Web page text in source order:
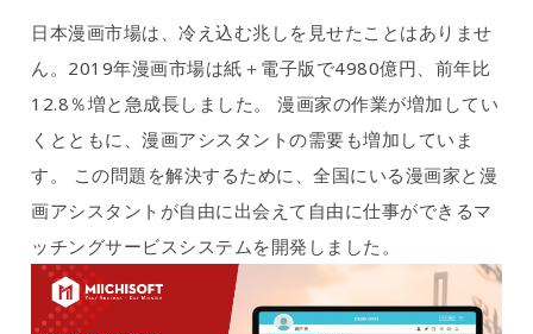
日本漫画市場は、冷え込む兆しを見せたことはありませ
ん。2019年漫画市場は紙＋電子版で4980億円、前年比
12.8％増と急成長しました。 漫画家の作業が増加してい
くとともに、漫画アシスタントの需要も増加していま
す。 この問題を解決するために、全国にいる漫画家と漫
画アシスタントが自由に出会えて自由に仕事ができるマ
ッチングサービスシステムを開発しました。